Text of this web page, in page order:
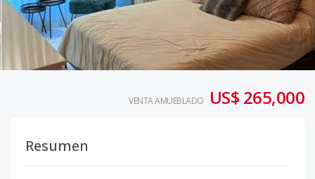
VENTA AMUEBLADO US$ 265,000
Resumen